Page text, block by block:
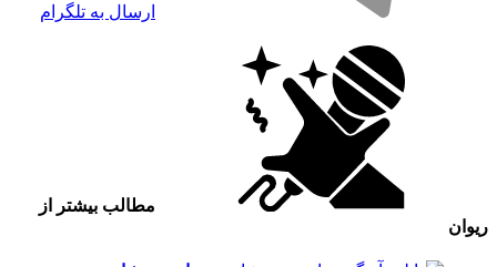
ارسال به تلگرام
مطالب بیشتر از
ریوان